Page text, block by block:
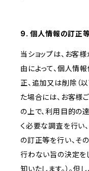
9. 個人情報の訂正
当ショップは、お客
由によって、個人情
正、追加又は削除（
た場合には、お客様
の上で、利用目的の
く必要な調査を行い
の訂正等を行い、そ
行わない旨の決定を
知いたします。）。